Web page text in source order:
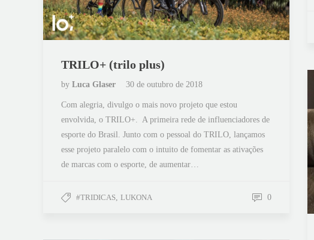
TRILO+ (trilo plus)
by Luca Glaser 30 de outubro de 2018
Com alegria, divulgo o mais novo projeto que estou
envolvida, o TRILO+. A primeira rede de influenciadores de
esporte do Brasil. Junto com o pessoal do TRILO, lançamos
esse projeto paralelo com o intuito de fomentar as ativações
de marcas com o esporte, de aumentar…
#TRIDICAS LUKONA 0